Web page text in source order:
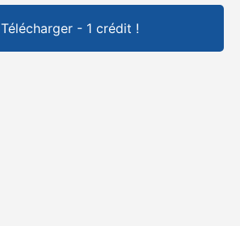
Télécharger - 1 crédit !